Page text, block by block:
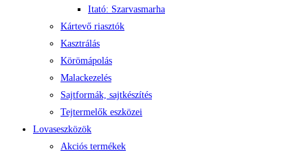
Itató: Szarvasmarha
Kártevő riasztók
Kasztrálás
Körömápolás
Malackezelés
Sajtformák, sajtkészítés
Tejtermelők eszközei
Lovaseszközök
Akciós termékek